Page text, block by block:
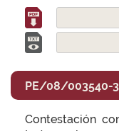
PE/08/003540-3
Contestación